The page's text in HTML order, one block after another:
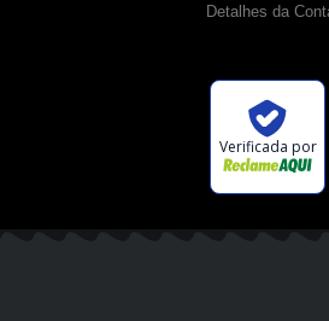
Detalhes da
Verificada por